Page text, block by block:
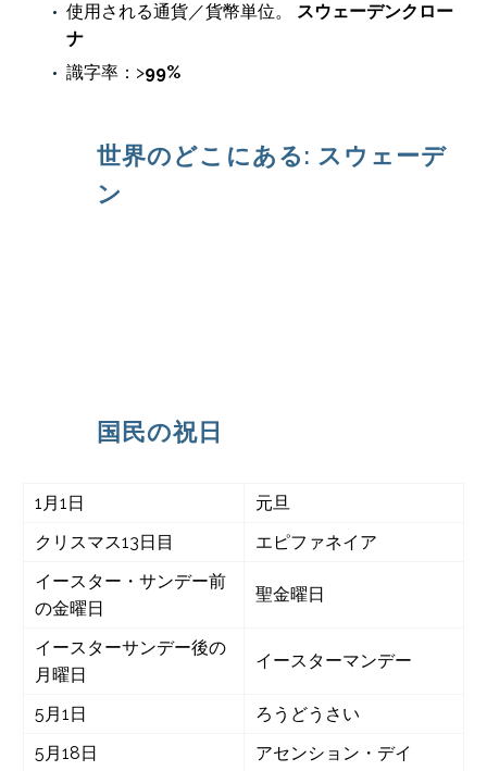
使用される通貨／貨幣単位。 スウェーデンクロー
ナ
識字率：>99%
世界のどこにある: スウェーデ
ン
国民の祝日
1月1日
元旦
クリスマス13日目
エピファネイア
イースター・サンデー前
の金曜日
聖金曜日
イースターサンデー後の
月曜日
イースターマンデー
5月1日
ろうどうさい
5月18日
アセンション・デイ